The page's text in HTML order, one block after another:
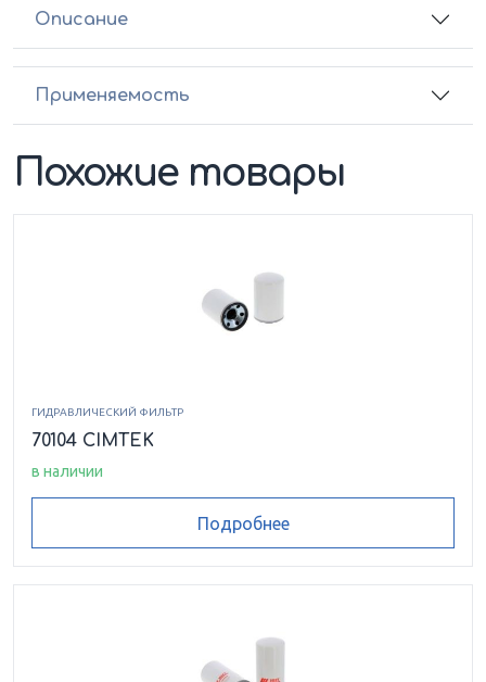
Описание
Применяемость
Похожие товары
ГИДРАВЛИЧЕСКИЙ ФИЛЬТР
70104 CIMTEK
в наличии
Подробнее